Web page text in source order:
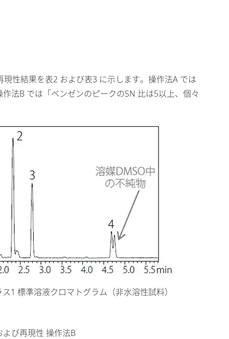
性結果を表2 および表3 に示します。操作法A では
法B では「ベンゼンのピークのSN 比は5以上、個々
1 標準溶液クロマトグラム（非水溶性試料）
び再現性 操作法B